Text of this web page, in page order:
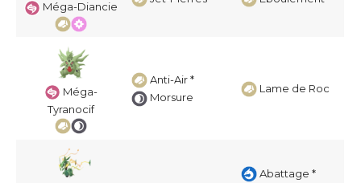
Méga-Diancie
Méga-
Tyranocif
Anti-Air *
Morsure
Lame de Roc
Abattage *